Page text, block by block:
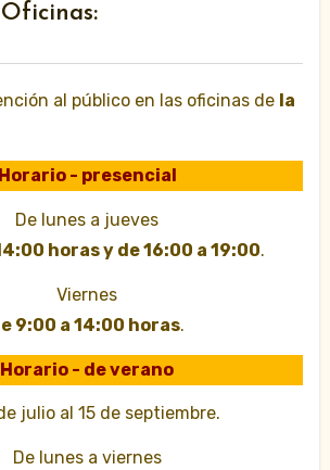
al público en las oficinas de la
Horario - presencial
De lunes a jueves
horas y de 16:00 a 19:00.
Viernes
9:00 a 14:00 horas.
Horario - de verano
julio al 15 de septiembre.
De lunes a viernes